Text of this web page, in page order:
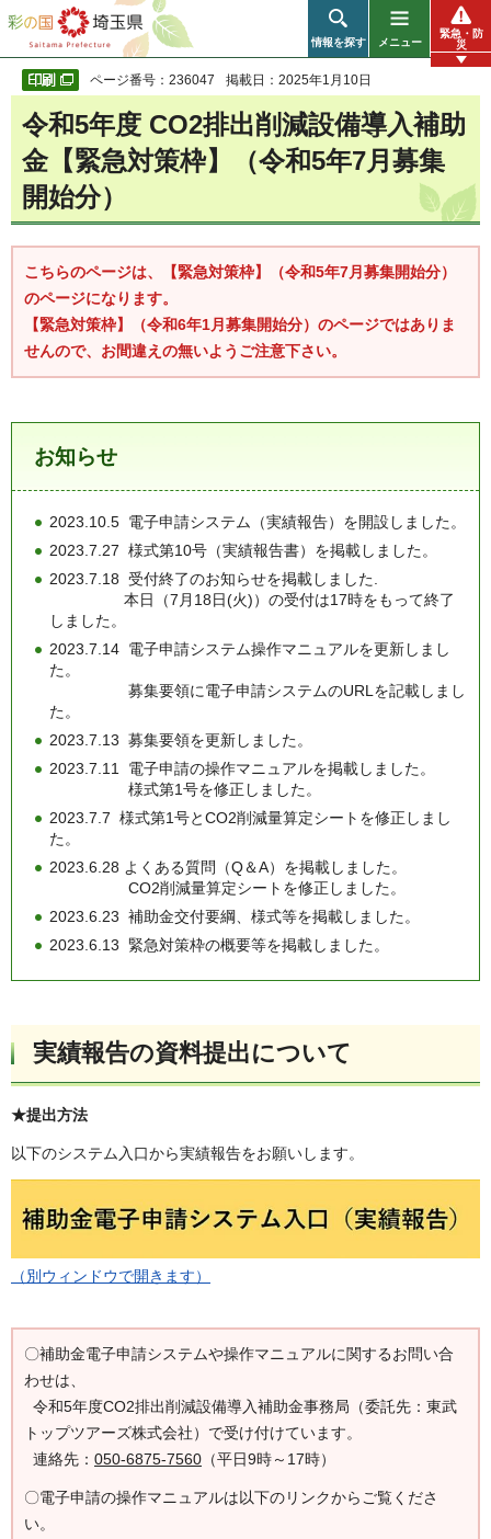
彩の国 埼玉県
情報を探す メニュー
緊急・防
災
ページ番号：236047 掲載日：2025年1月10日
令和5年度 CO2排出削減設備導入補助
金【緊急対策枠】（令和5年7月募集
開始分）
こちらのページは、【緊急対策枠】（令和5年7月募集開始分）
のページになります。
【緊急対策枠】（令和6年1月募集開始分）のページではありま
せんので、お間違えの無いようご注意下さい。
お知らせ
2023.10.5 電子申請システム（実績報告）を開設しました。
2023.7.27 様式第10号（実績報告書）を掲載しました。
2023.7.18 受付終了のお知らせを掲載しました.
本日（7月18日(火)）の受付は17時をもって終了
しました。
2023.7.14 電子申請システム操作マニュアルを更新しまし
た。
募集要領に電子申請システムのURLを記載しまし
た。
2023.7.13 募集要領を更新しました。
2023.7.11 電子申請の操作マニュアルを掲載しました。
様式第1号を修正しました。
2023.7.7 様式第1号とCO2削減量算定シートを修正しまし
た。
2023.6.28 よくある質問（Q＆A）を掲載しました。
CO2削減量算定シートを修正しました。
2023.6.23 補助金交付要綱、様式等を掲載しました。
2023.6.13 緊急対策枠の概要等を掲載しました。
実績報告の資料提出について
★提出方法
以下のシステム入口から実績報告をお願いします。
（別ウィンドウで開きます）
〇補助金電子申請システムや操作マニュアルに関するお問い合
わせは、
令和5年度CO2排出削減設備導入補助金事務局（委託先：東武
トップツアーズ株式会社）で受け付けています。
連絡先： 050-6875-7560 （平日9時～17時）
〇電子申請の操作マニュアルは以下のリンクからご覧くださ
い。